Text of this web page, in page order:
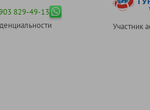
829-49-13
Участник